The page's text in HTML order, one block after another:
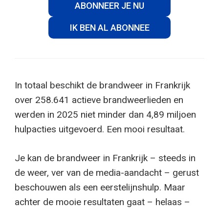
ABONNEER JE NU
IK BEN AL ABONNEE
In totaal beschikt de brandweer in Frankrijk
over 258.641 actieve brandweerlieden en
werden in 2025 niet minder dan 4,89 miljoen
hulpacties uitgevoerd. Een mooi resultaat.
Je kan de brandweer in Frankrijk – steeds in
de weer, ver van de media-aandacht – gerust
beschouwen als een eerstelijnshulp. Maar
achter de mooie resultaten gaat – helaas –